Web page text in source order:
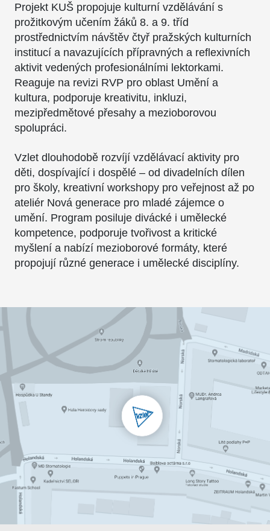
Projekt KUŠ propojuje kulturní vzdělávání s
prožitkovým učením žáků 8. a 9. tříd
prostřednictvím návštěv čtyř pražských kulturních
institucí a navazujících přípravných a reflexivních
aktivit vedených profesionálními lektorkami.
Reaguje na revizi RVP pro oblast Umění a
kultura, podporuje kreativitu, inkluzi,
mezipředmětové přesahy a mezioborovou
spolupráci.
Vzlet dlouhodobě rozvíjí vzdělávací aktivity pro
děti, dospívající i dospělé – od divadelních dílen
pro školy, kreativní workshopy pro veřejnost až po
ateliér Nová generace pro mladé zájemce o
umění. Program posiluje divácké i umělecké
kompetence, podporuje tvořivost a kritické
myšlení a nabízí mezioborové formáty, které
propojují různé generace i umělecké disciplíny.